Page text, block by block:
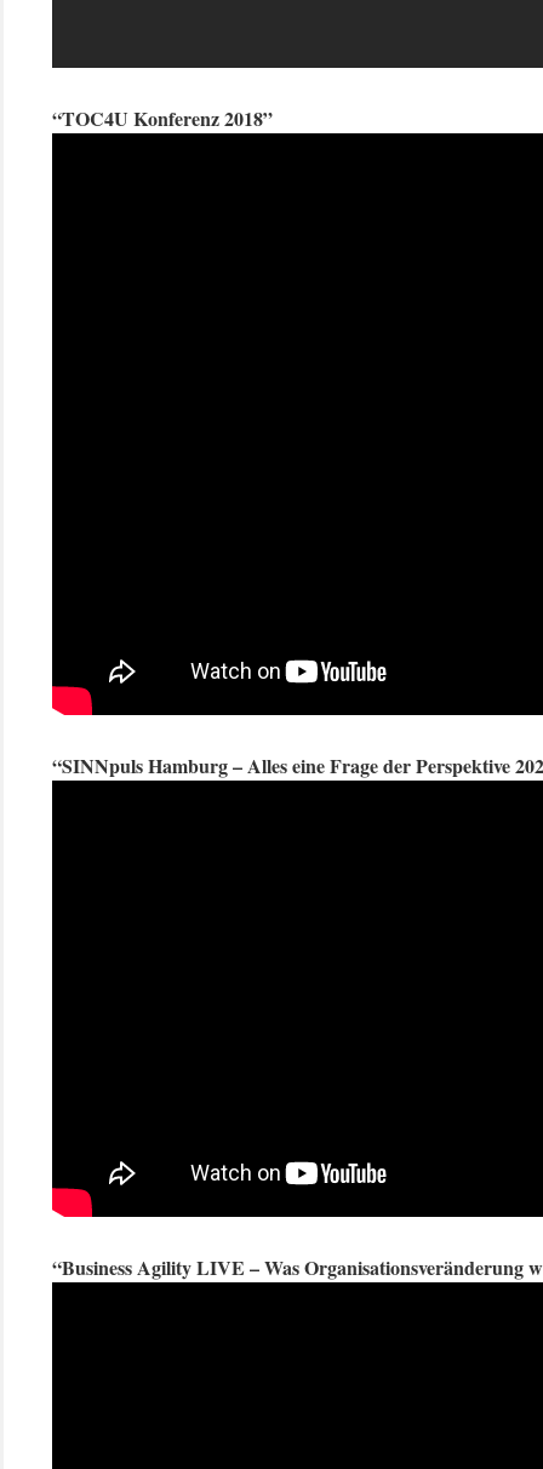
“TOC4U Konferenz 2018”
“SINNpuls Hamburg – Alles eine Frage der Perspektive
“Business Agility LIVE – Was Organisationsveränderung